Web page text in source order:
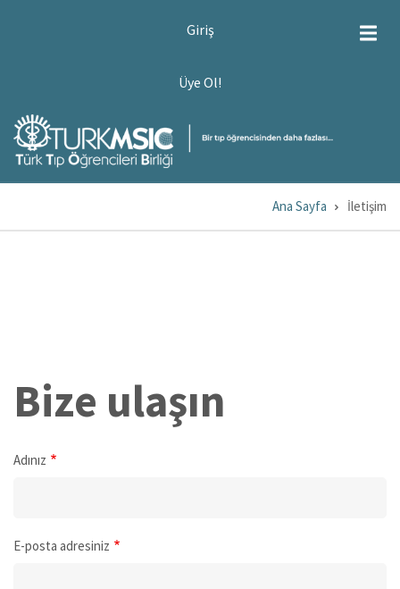
Giriş
Üye Ol!
Ana Sayfa İletişim
Bize ulaşın
Adınız
E-posta adresiniz